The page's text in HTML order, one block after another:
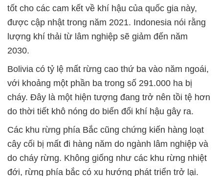
tốt cho các cam kết về khí hậu của quốc gia này,
được cập nhật trong năm 2021. Indonesia nói rằng
lượng khí thải từ lâm nghiệp sẽ giảm đến năm
2030.
Bolivia có tỷ lệ mất rừng cao thứ ba vào năm ngoái,
với khoảng một phần ba trong số 291.000 ha bị
cháy. Đây là một hiện tượng đang trở nên tồi tệ hơn
do thời tiết khô nóng do biến đổi khí hậu gây ra.
Các khu rừng phía Bắc cũng chứng kiến hàng loạt
cây cối bị mất đi hàng năm do ngành lâm nghiệp và
do cháy rừng. Không giống như các khu rừng nhiệt
đới, rừng phía bắc có xu hướng phát triển trở lại.